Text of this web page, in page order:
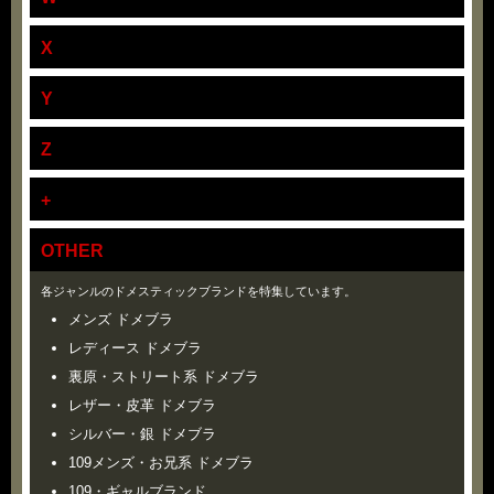
X
Y
Z
+
OTHER
各ジャンルのドメスティックブランドを特集しています。
メンズ ドメブラ
レディース ドメブラ
裏原・ストリート系 ドメブラ
レザー・皮革 ドメブラ
シルバー・銀 ドメブラ
109メンズ・お兄系 ドメブラ